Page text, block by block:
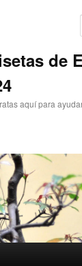
de
aquí para